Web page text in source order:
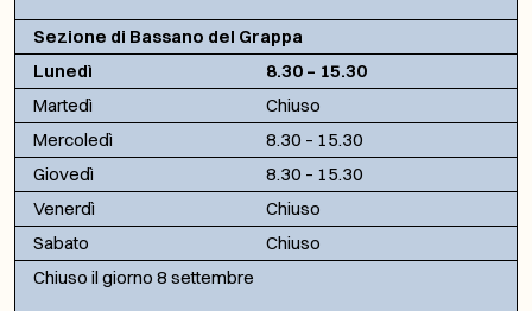
Sezione di Bassano del Grappa
Lunedì
8.30 – 15.30
Martedì
Chiuso
Mercoledì
8.30 – 15.30
Giovedì
8.30 – 15.30
Venerdì
Chiuso
Sabato
Chiuso
Chiuso il giorno 8 settembre